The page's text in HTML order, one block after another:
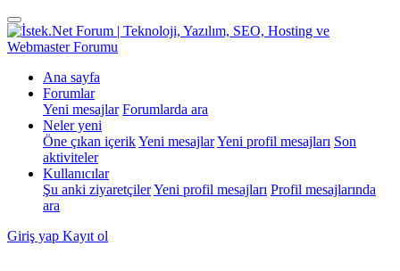
Ana sayfa
Forumlar
Yeni mesajlar Forumlarda ara
Neler yeni
Öne çıkan içerikYeni mesajlarYeni profil mesajları Son
aktiviteler
Kullanıcılar
Şu anki ziyaretçilerYeni profil mesajları Profil mesajlarında
ara
Giriş yap Kayıt ol